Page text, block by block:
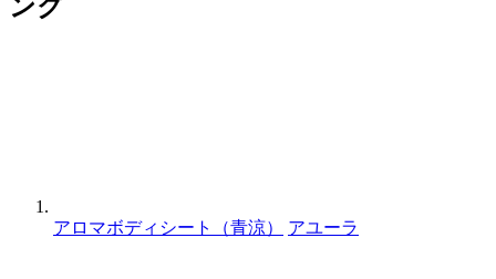
ング
アロマボディシート（青涼） アユーラ